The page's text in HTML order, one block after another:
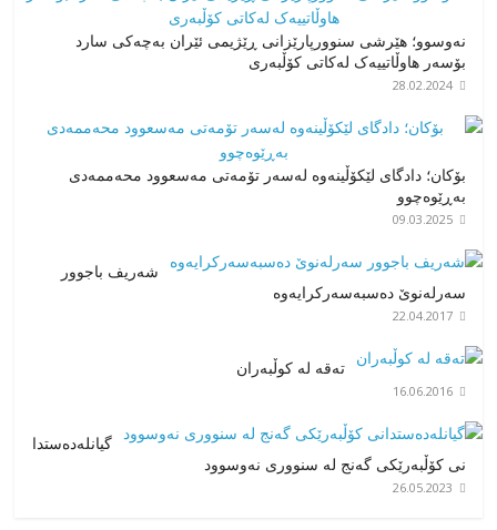
نەوسوو؛ هێرشی سنوورپارێزانی ڕێژیمی ئێران بەچەکی سارد
بۆسەر هاوڵاتییەک لەکاتی کۆڵبەری
28.02.2024
بۆکان؛ دادگای لێکۆڵینەوە لەسەر تۆمەتی مەسعوود محەممەدی
بەڕێوەچوو
09.03.2025
شەریف باجوور
سەرلەنوێ دەسبەسەرکرایەوە
22.04.2017
تەقە لە کوڵبەران
16.06.2016
گیانلەدەستدا
نی کۆڵبەرێکی گەنج لە سنووری نەوسوود
26.05.2023